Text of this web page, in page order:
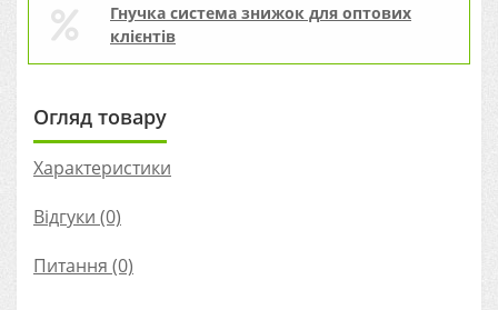
Гнучка система знижок для оптових
клієнтів
Огляд товару
Характеристики
Відгуки (0)
Питання (0)